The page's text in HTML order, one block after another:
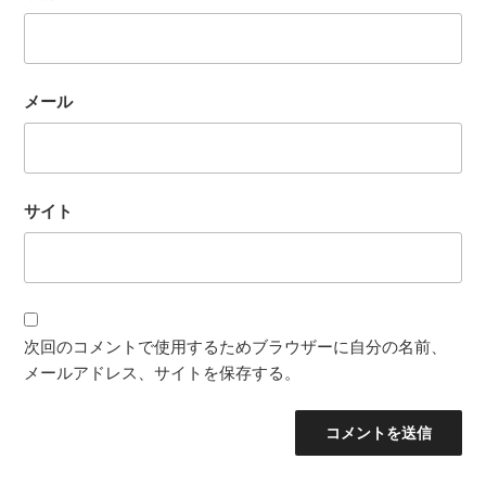
メール
サイト
次回のコメントで使用するためブラウザーに自分の名前、
メールアドレス、サイトを保存する。